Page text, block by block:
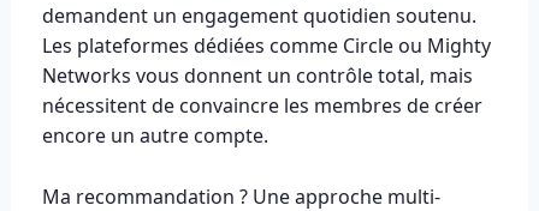
demandent un engagement quotidien soutenu.
Les plateformes dédiées comme Circle ou Mighty
Networks vous donnent un contrôle total, mais
nécessitent de convaincre les membres de créer
encore un autre compte.
Ma recommandation ? Une approche multi-